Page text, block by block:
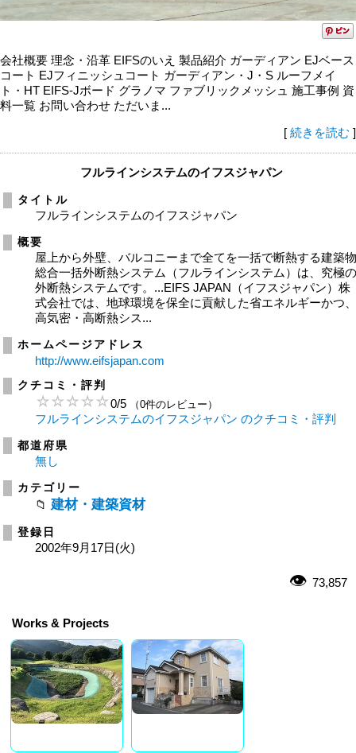
会社概要 理念・沿革 EIFSのいえ 製品紹介 ガーディアン EJベース
コート EJフィニッシュコート ガーディアン・J・S ルーフメイ
ト・HT EIFS-Jボード グラノマ ファブリックメッシュ 施工事例 資
料一覧 お問い合わせ ただいま...
[ 続きを読む ]
フルラインシステムのイフスジャパン
タイトル
フルラインシステムのイフスジャパン
概要
屋上から外壁、バルコニーまで全てを一括で断熱する建築
総合一括外断熱システム（フルラインシステム）は、究極
外断熱システムです。...EIFS JAPAN（イフスジャパン）株
式会社では、地球環境を保全に貢献した省エネルギーかつ
高気密・高断熱シス...
ホームページアドレス
http://www.eifsjapan.com
クチコミ・評判
0/5 （0件のレビュー）
フルラインシステムのイフスジャパン のクチコミ・評判
都道府県
無し
カテゴリー
建材・建築資材
登録日
2002年9月17日(火)
73,857
Works & Projects